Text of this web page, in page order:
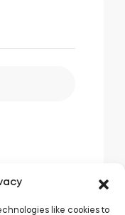
like cookies to